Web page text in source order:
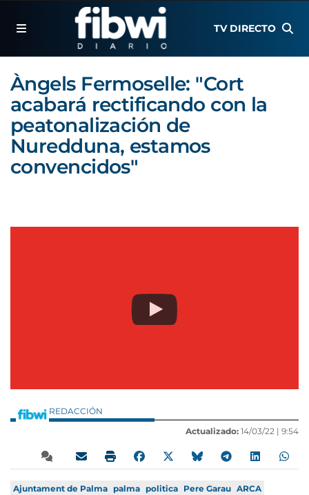
TV DIRECTO
Àngels Fermoselle: "Cort
acabará rectificando con la
peatonalización de
Nuredduna, estamos
convencidos"
REDACCIÓN
Actualizado: 14/03/22 | 9:54
Ajuntament de Palma palma politica Pere Garau ARCA